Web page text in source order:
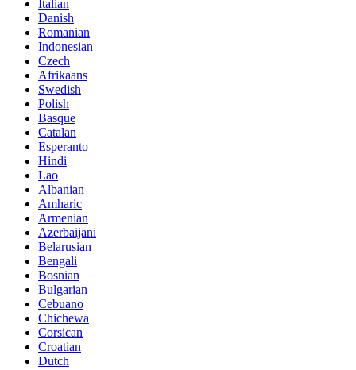
Italian
Danish
Romanian
Indonesian
Czech
Afrikaans
Swedish
Polish
Basque
Catalan
Esperanto
Hindi
Lao
Albanian
Amharic
Armenian
Azerbaijani
Belarusian
Bengali
Bosnian
Bulgarian
Cebuano
Chichewa
Corsican
Croatian
Dutch